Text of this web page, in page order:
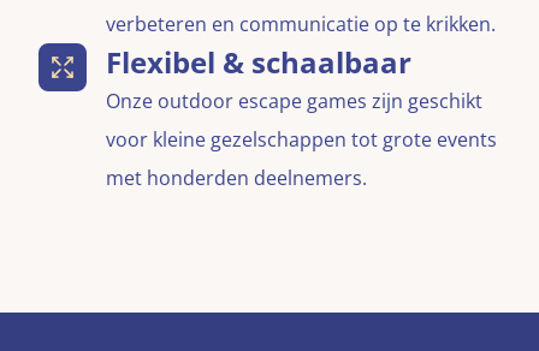
verbeteren en communicatie op te krikken.
Flexibel & schaalbaar
Onze outdoor escape games zijn geschikt
voor kleine gezelschappen tot grote events
met honderden deelnemers.